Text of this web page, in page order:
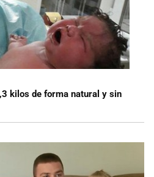
kilos de forma natural y sin